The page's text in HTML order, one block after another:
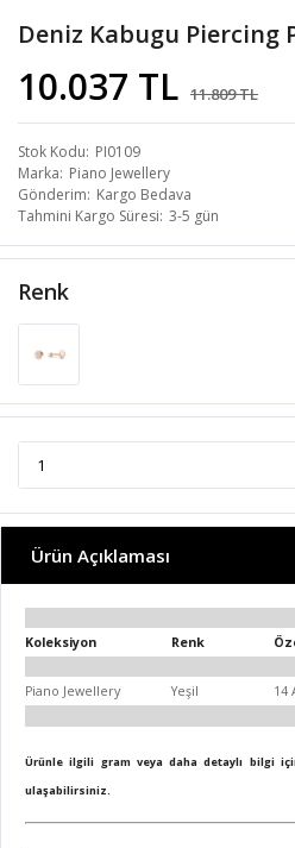
Deniz Kabugu Piercing
10.037 TL 11.809 TL
Stok Kodu PI0109
Marka Piano Jewellery
Gönderim Kargo Bedava
Tahmini Kargo Süresi 3-5 gün
Renk
Ürün Açıklaması
Koleksiyon Renk
Piano Jewellery Yeşil 14
Ürünle ilgili gram veya daha detaylı bilgi
ulaşabilirsiniz.